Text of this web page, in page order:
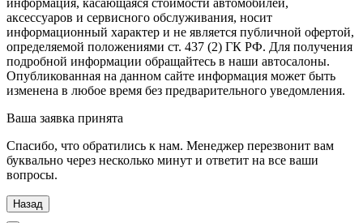
информация, касающаяся стоимости автомобилей,
аксессуаров и сервисного обслуживания, носит
информационный характер и не является публичной офертой,
определяемой положениями ст. 437 (2) ГК РФ. Для получения
подробной информации обращайтесь в наши автосалоны.
Опубликованная на данном сайте информация может быть
изменена в любое время без предварительного уведомления.
Ваша заявка принята
Спасибо, что обратились к нам. Менеджер перезвонит вам
буквально через несколько минут и ответит на все ваши
вопросы.
Назад